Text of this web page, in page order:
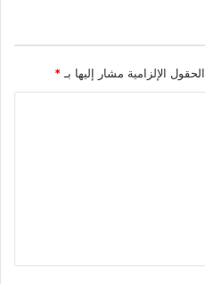
الحقول الإلزامية مشار إليها بـ*